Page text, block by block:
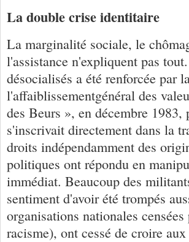
La double crise identitaire
La marginalité sociale, le
l'assistance n'expliquent pas
désocialisés a été renforcée par
l'affaiblissementgénéral des
des Beurs », en décembre
s'inscrivait directement dans la
droits indépendamment des
politiques ont répondu en
immédiat. Beaucoup des
sentiment d'avoir été trompés
organisations nationales
racisme), ont cessé de croire